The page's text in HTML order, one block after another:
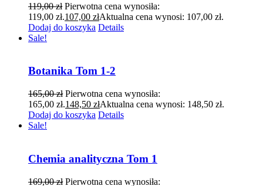
119,00zł Pierwotna cena wynosiła:
119,00 zł.107,00 złAktualna cena wynosi: 107,00 zł.
Dodaj do koszyka Details
Sale!
Botanika Tom 1-2
165,00zł Pierwotna cena wynosiła:
165,00 zł.148,50 złAktualna cena wynosi: 148,50 zł.
Dodaj do koszyka Details
Sale!
Chemia analityczna Tom 1
169,00zł Pierwotna cena wynosiła: